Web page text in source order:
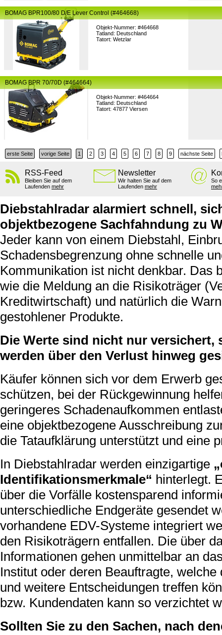
Objekt-Nummer: #464668
Tatland: Deutschland
Tatort: Wetzlar
BOMAG BPR100/80 D/E Lever Control (#464668)
Objekt-Nummer: #464664
Tatland: Deutschland
Tatort: 47877 Viersen
BOMAG BPR 70/70D (#464664)
erste Seite vorige Seite 1 2 3 4 5 6 7 8 9 nächste Seite
RSS-Feed
Bleiben Sie auf dem
Laufenden mehr
Newsletter
Wir halten Sie auf dem
Laufenden mehr
So
Diebstahlradar alarmiert schnell,
objektbezogene Sachfahndung zu
Jeder kann von einem Diebstahl,
Schadensbegrenzung ohne schnelle
Kommunikation ist nicht denkbar. Das
wie die Meldung an die Risikoträger
Kreditwirtschaft) und natürlich die
gestohlener Produkte.
Die Werte sind nicht nur
werden über den Verlust hinweg
Käufer können sich vor dem Erwerb
schützen, bei der Rückgewinnung
geringeres Schadenaufkommen
eine objektbezogene Ausschreibung
die Tataufklärung unterstützt und eine
In Diebstahlradar werden einzigartige
Identifikationsmerkmale“ hinterlegt.
über die Vorfälle kostensparend
unterschiedliche Endgeräte gesendet
vorhandene EDV-Systeme integriert
den Risikoträgern entfallen. Die über
Informationen gehen unmittelbar an
Institut oder deren Beauftragte,
und weitere Entscheidungen treffen
bzw. Kundendaten kann so verzichtet
Sollten Sie zu den Sachen, nach